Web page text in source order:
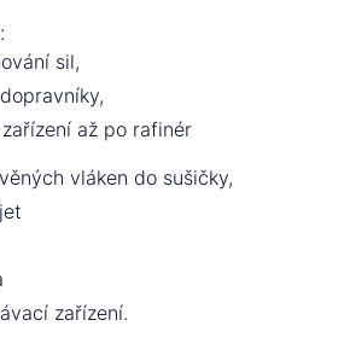
sil,
až po rafinér
vláken do sušičky,
zařízení.